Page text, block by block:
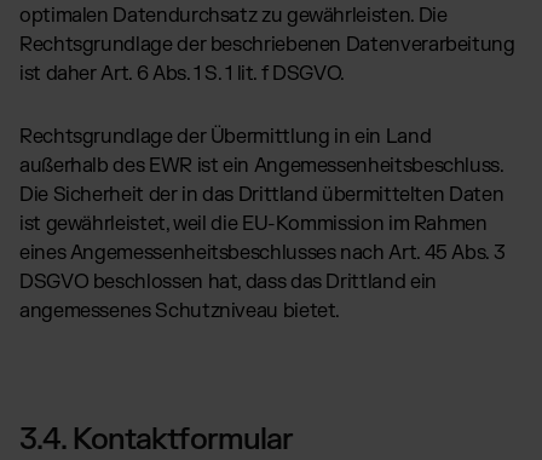
optimalen Datendurchsatz zu gewährleisten. Die
Rechtsgrundlage der beschriebenen Datenverarbeitung
ist daher Art. 6 Abs. 1 S. 1 lit. f DSGVO.
Rechtsgrundlage der Übermittlung in ein Land
außerhalb des EWR ist ein Angemessenheitsbeschluss.
Die Sicherheit der in das Drittland übermittelten Daten
ist gewährleistet, weil die EU-Kommission im Rahmen
eines Angemessenheitsbeschlusses nach Art. 45 Abs. 3
DSGVO beschlossen hat, dass das Drittland ein
angemessenes Schutzniveau bietet.
3.4. Kontaktformular